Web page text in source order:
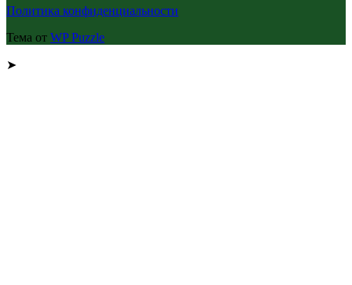
Политика конфиденциальности
Тема от WP Puzzle
➤